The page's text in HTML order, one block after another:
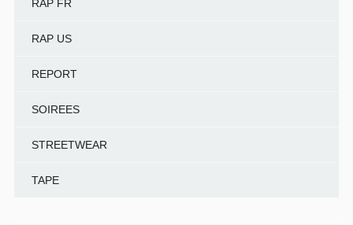
RAP FR
RAP US
REPORT
SOIREES
STREETWEAR
TAPE